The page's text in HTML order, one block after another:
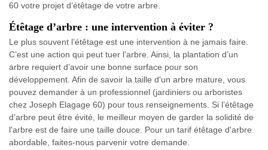
60 votre projet d’étêtage de votre arbre.
Étêtage d’arbre : une intervention à éviter ?
Le plus souvent l’étêtage est une intervention à ne jamais faire.
C’est une action qui peut tuer l’arbre. Ainsi, la plantation d’un
arbre requiert d’avoir une bonne surface pour son
développement. Afin de savoir la taille d'un arbre mature, vous
pouvez demander à un professionnel (jardiniers ou arboristes
chez Joseph Elagage 60) pour tous renseignements. Si l’étêtage
d’arbre peut être évité, le meilleur moyen de garder la solidité de
l'arbre est de faire une taille douce. Pour un tarif étêtage d'arbre
abordable, faites-nous parvenir votre demande.